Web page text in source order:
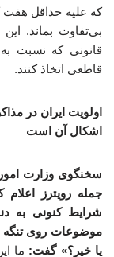
که علیه حداقل
بی‌تفاوت بماند.
قانونی که نسبت
قاطعی اتخاذ کنند.
اولویت ایران در
اشکال آن است
سخنگوی وزارت
جمله رویترز
شرایط کنونی به
موضوعات روی تنگه
یا خیر؟» گفت: ما